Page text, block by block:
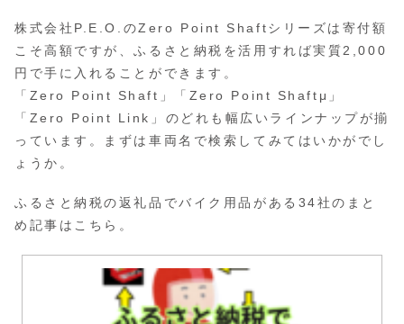
株式会社P.E.O.のZero Point Shaftシリーズは寄付額
こそ高額ですが、ふるさと納税を活用すれば実質2,000
円で手に入れることができます。
「Zero Point Shaft」「Zero Point Shaftμ」
「Zero Point Link」のどれも幅広いラインナップが揃
っています。まずは車両名で検索してみてはいかがでし
ょうか。
ふるさと納税の返礼品でバイク用品がある34社のまと
め記事はこちら。